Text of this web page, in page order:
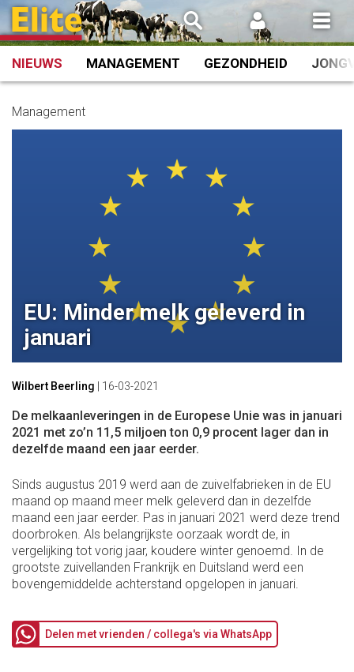
Spring
naar
inhoud
NIEUWS MANAGEMENT GEZONDHEID
Management
EU: Minder melk geleverd in
januari
Wilbert Beerling 16-03-2021
De melkaanleveringen in de Europese Unie was in januari
2021 met zo’n 11,5 miljoen ton 0,9 procent lager dan in
dezelfde maand een jaar eerder.
Sinds augustus 2019 werd aan de zuivelfabrieken in de EU
maand op maand meer melk geleverd dan in dezelfde
maand een jaar eerder. Pas in januari 2021 werd deze trend
doorbroken. Als belangrijkste oorzaak wordt de, in
vergelijking tot vorig jaar, koudere winter genoemd. In de
grootste zuivellanden Frankrijk en Duitsland werd een
bovengemiddelde achterstand opgelopen in januari.
Delen met vrienden / collega's via WhatsApp